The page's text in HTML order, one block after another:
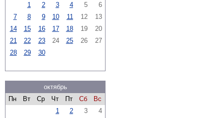
1
2 3 4 5
6
7
8 9 10 11 12
13
14
15 16 17 18 19
20
21
22 23 24 25 26
27
28
29 30
октябрь
Пн
Вт Ср Чт Пт Сб
Вс
1
2 3
4